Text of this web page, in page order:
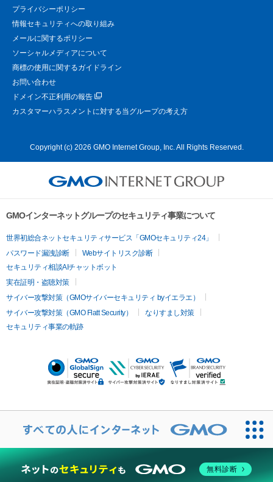
プライバシーポリシー
情報セキュリティへの取り組み
メールに関するポリシー
ソーシャルメディアについて
商標の使用に関するガイドライン
お問い合わせ
ドメイン不正利用の報告
カスタマーハラスメントに対する当グループの考え方
Copyright (c) 2026 GMO Internet Group, Inc. All Rights Reserved.
GMOインターネットグループのセキュリティ事業について
世界初総合ネットセキュリティサービス「GMOセキュリティ24」
パスワード漏洩診断
Webサイトリスク診断
セキュリティ相談AIチャットボット
実在証明・盗聴対策
サイバー攻撃対策（GMOサイバーセキュリティ byイエラエ）
サイバー攻撃対策（GMO Flatt Security）
なりすまし対策
セキュリティ事業の軌跡
無料診断